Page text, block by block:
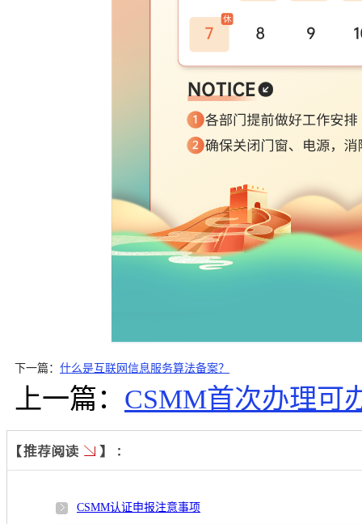
下一篇： 什么是互联网信息服务算法备案？
上一篇： CSMM首次办理可
CSMM认证申报注意事项